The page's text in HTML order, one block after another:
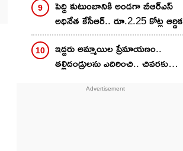
పెద్ది కుటుంబానికి అండగా బీఆర్ఎస్
అధినేత కేసీఆర్.. రూ.2.25 కోట్ల ఆర్థిక
సాయం అందించేందుకు నిర్ణయం
ఇద్దరు అమ్మాయిల ప్రేమాయణం..
తల్లిదండ్రులను ఎదిరించి.. చివరకు